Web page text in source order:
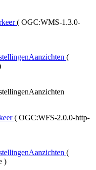
( OGC:WMS-1.3.0-
(
( OGC:WFS-2.0.0-http-
(
)